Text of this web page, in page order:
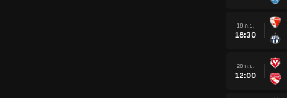
19 ก.ย.
18:30
20 ก.ย.
12:00